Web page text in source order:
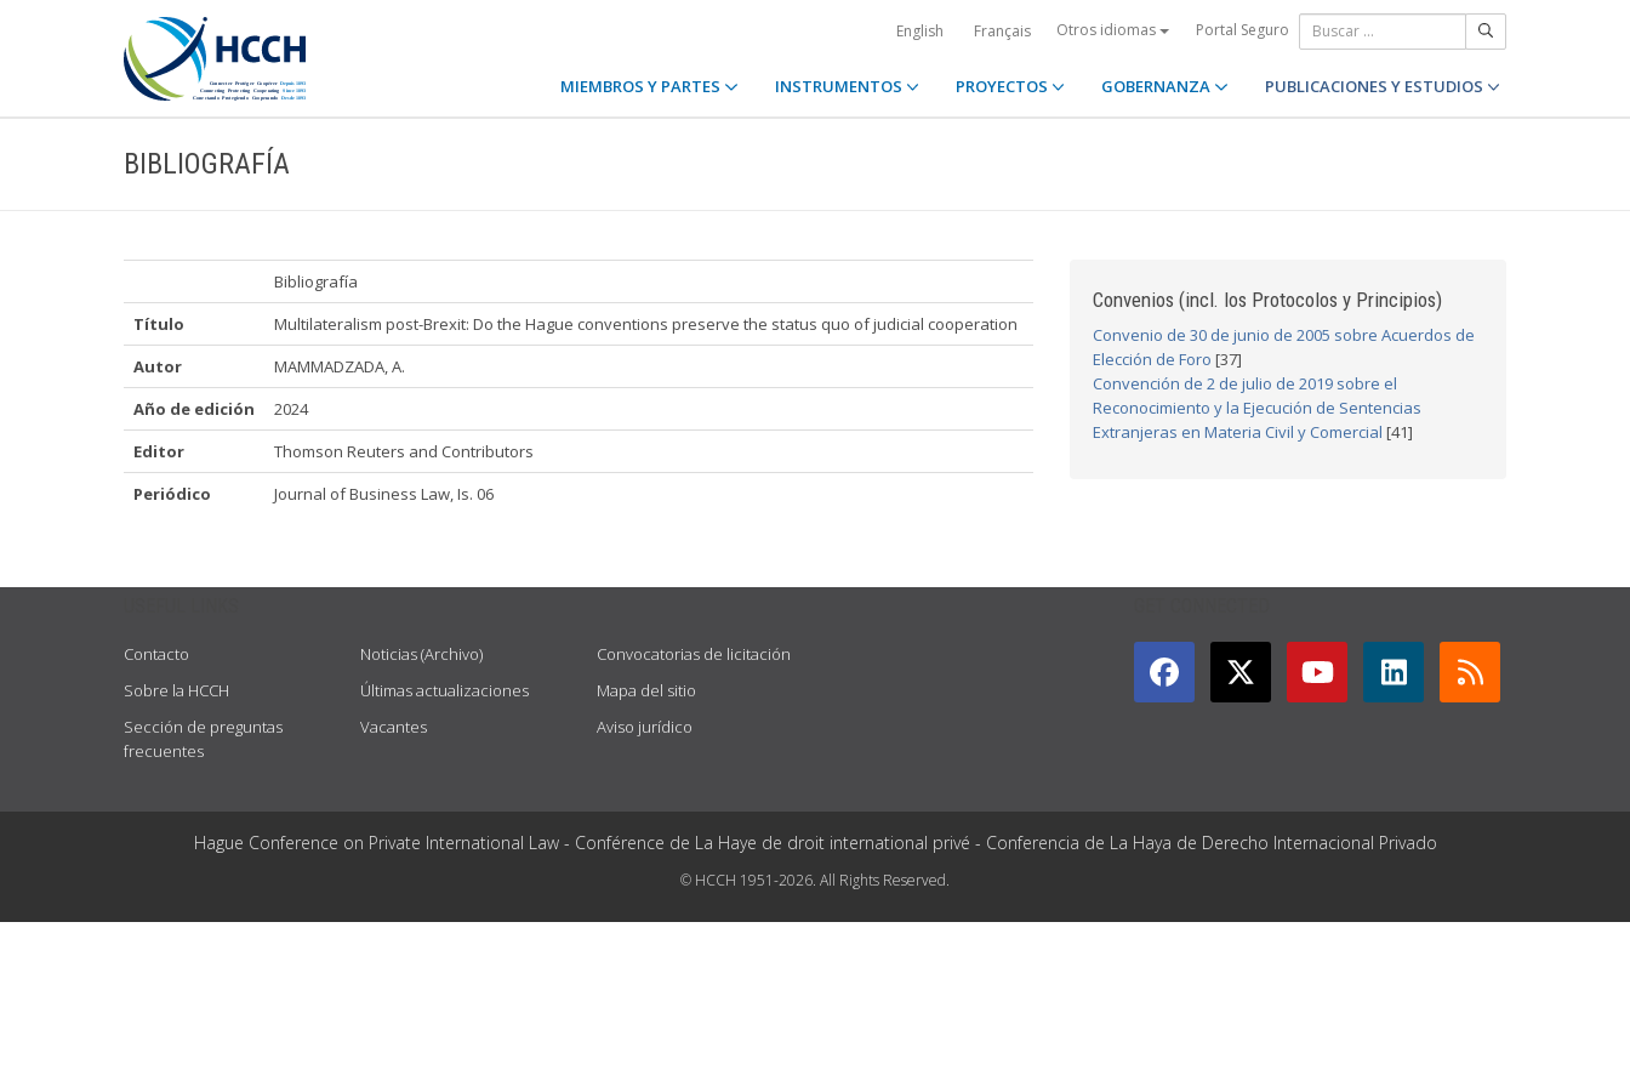
English Français Otros idiomas Portal Seguro
MIEMBROS Y PARTES INSTRUMENTOS PROYECTOS GOBERNANZA PUBLICACIONES Y ESTUDIOS
BIBLIOGRAFÍA
Bibliografía
Título
Multilateralism post-Brexit: Do the Hague conventions preserve the status quo of judicial cooperation
Autor
MAMMADZADA, A.
Año de edición
2024
Editor
Thomson Reuters and Contributors
Periódico
Journal of Business Law, Is. 06
Convenios (incl. los Protocolos y Principios)
Convenio de 30 de junio de 2005 sobre Acuerdos de
Elección de Foro [37]
Convención de 2 de julio de 2019 sobre el
Reconocimiento y la Ejecución de Sentencias
Extranjeras en Materia Civil y Comercial [41]
Contacto
Sobre la HCCH
Sección de preguntas
frecuentes
Noticias (Archivo)
Últimas actualizaciones
Vacantes
Convocatorias de licitación
Mapa del sitio
Aviso jurídico
Hague Conference on Private International Law - Conférence de La Haye de droit international privé - Conferencia de La Haya de Derecho Internacional Privado
© HCCH 1951-2026. All Rights Reserved.